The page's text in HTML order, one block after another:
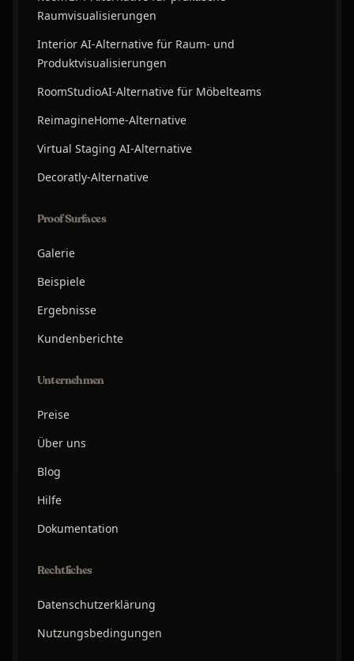
Raumvisualisierungen
Interior AI-Alternative für Raum- und
Produktvisualisierungen
RoomStudioAI-Alternative für Möbelteams
ReimagineHome-Alternative
Virtual Staging AI-Alternative
Decoratly-Alternative
Proof Surfaces
Galerie
Beispiele
Ergebnisse
Kundenberichte
Unternehmen
Preise
Über uns
Blog
Hilfe
Dokumentation
Rechtliches
Datenschutzerklärung
Nutzungsbedingungen